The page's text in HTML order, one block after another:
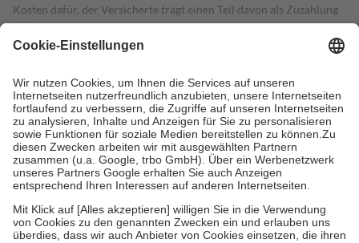
Kosten dafür, der Versicherte trägt einen Teil davon als Zuzahlung
mit.
Grundsätzlich leisten Mitglieder Zuzahlungen in Höhe von zehn
höchstens zehn Euro.
Es sind jedoch nie mehr als die tatsächlichen
Kosten der Leistung zu entrichten.
Diese Regeln gelten grundsätzlich auch für Online-Apotheken.
Bei Heilmitteln und häuslicher Krankenpflege beträgt die
Zuzahlung zehn Prozent der Kosten sowie zehn Euro je
Verordnung.
Um das Engagement der Versicherten für ihre eigene Gesundheit zu
stärken und die besondere Stellung der Familie zu unterstützen,
fallenkeine Zuzahlungenan bei:
• Kindern und Jugendlichen bis zum vollendeten 18. Lebensjahr